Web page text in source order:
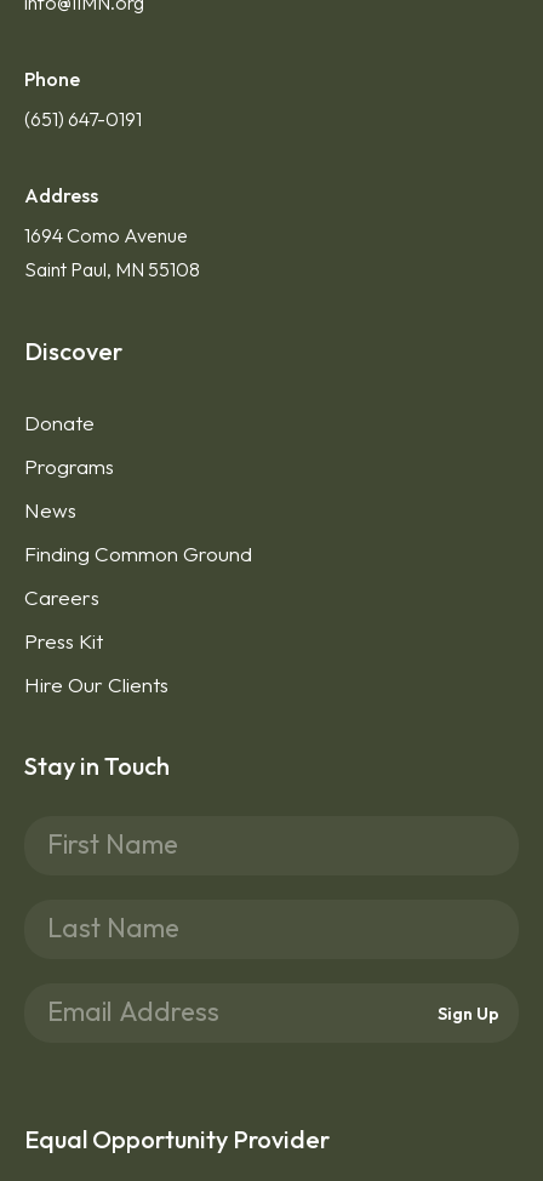
Phone
(651) 647-0191
Address
1694 Como Avenue
Saint Paul, MN 55108
Discover
Donate
Programs
News
Finding Common Ground
Careers
Press Kit
Hire Our Clients
Stay in Touch
Sign Up
Equal Opportunity Provider